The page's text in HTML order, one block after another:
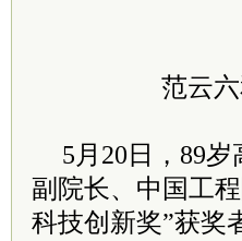
范云
5月20日，89
副院长、中国工
科技创新奖”获奖